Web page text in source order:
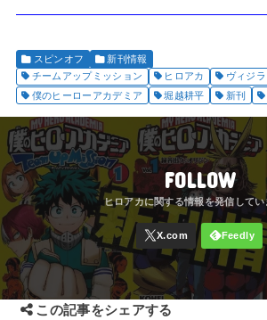
スピンオフ
新刊情報
チームアップミッション
ヒロアカ
ヴィジ
僕のヒーローアカデミア
堀越耕平 新刊
FOLLOW
この記事をシェアする